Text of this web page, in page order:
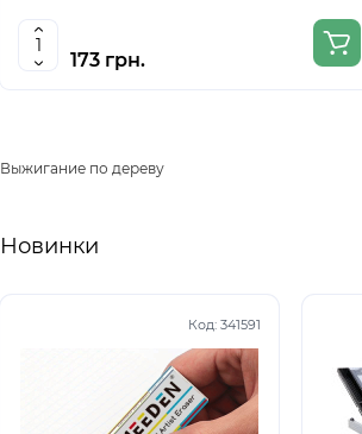
173 грн.
Выжигание по дереву
Новинки
Код: 341591